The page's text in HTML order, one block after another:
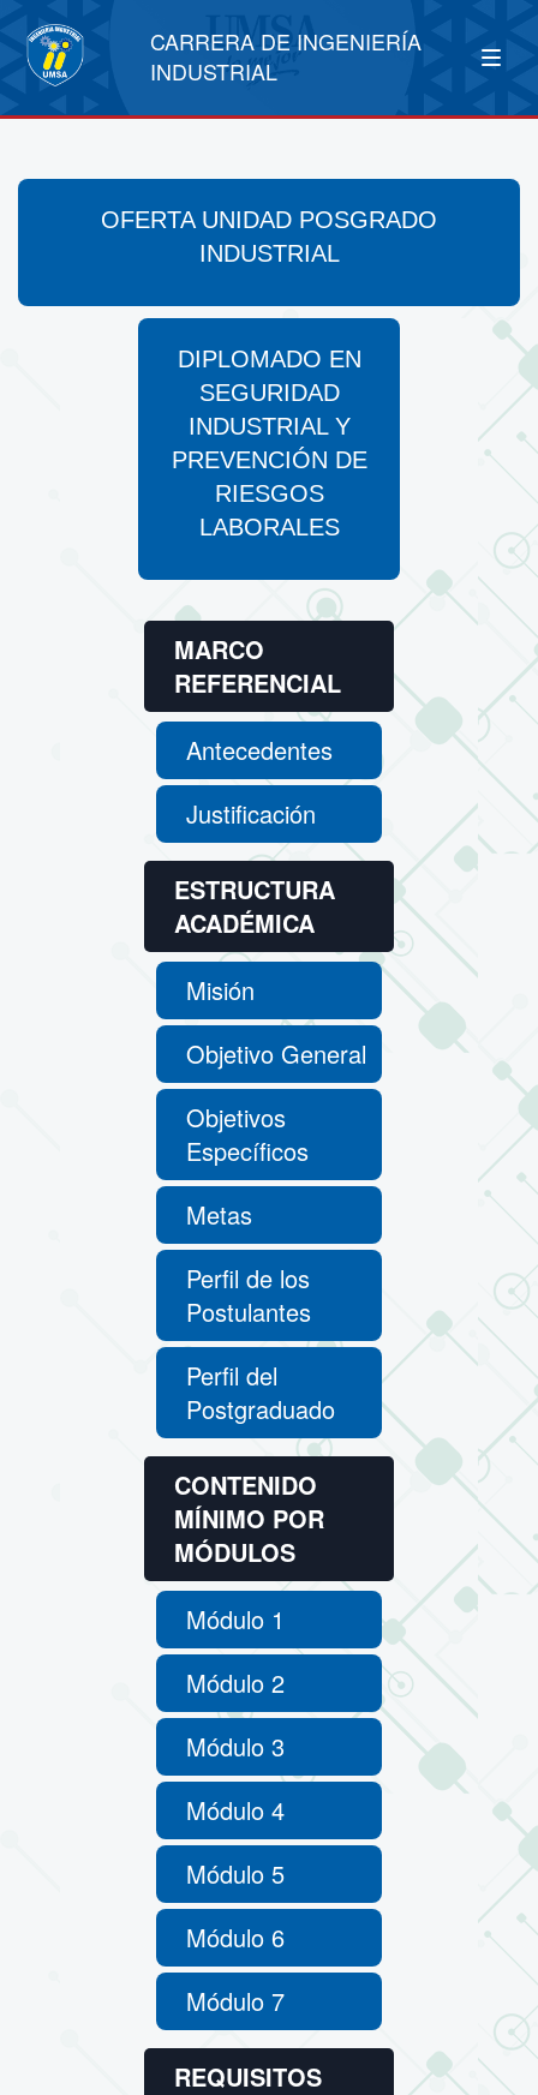
CARRERA DE INGENIERÍA
INDUSTRIAL
OFERTA UNIDAD POSGRADO
INDUSTRIAL
DIPLOMADO EN
SEGURIDAD
INDUSTRIAL Y
PREVENCIÓN DE
RIESGOS
LABORALES
MARCO
REFERENCIAL
Antecedentes
Justificación
ESTRUCTURA
ACADÉMICA
Misión
Objetivo General
Objetivos
Específicos
Metas
Perfil de los
Postulantes
Perfil del
Postgraduado
CONTENIDO
MÍNIMO POR
MÓDULOS
Módulo 1
Módulo 2
Módulo 3
Módulo 4
Módulo 5
Módulo 6
Módulo 7
REQUISITOS